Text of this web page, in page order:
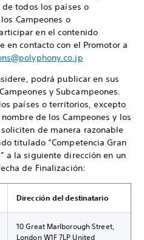
de todos los países o
Campeones o
en el contenido
en contacto con el Promotor a
podrá publicar en sus
y Subcampeones.
países o territorios, excepto
de los Campeones y los
de manera razonable
titulado “Competencia Gran
a la siguiente dirección en un
de Finalización:
Dirección del destinatario
10 Great Marlborough Street,
London W1F 7LP United